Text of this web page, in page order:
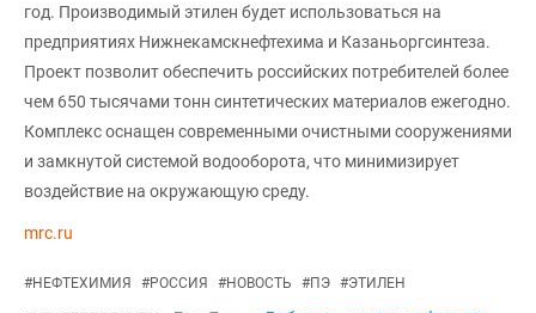
год. Производимый этилен будет использоваться на
предприятиях Нижнекамскнефтехима и Казаньоргсинтеза.
Проект позволит обеспечить российских потребителей более
чем 650 тысячами тонн синтетических материалов ежегодно.
Комплекс оснащен современными очистными сооружениями
и замкнутой системой водооборота, что минимизирует
воздействие на окружающую среду.
mrc.ru
#НЕФТЕХИМИЯ #РОССИЯ #НОВОСТЬ #ПЭ #ЭТИЛЕН